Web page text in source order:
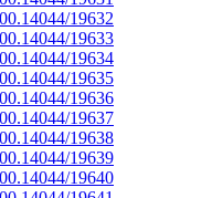
19632
19633
19634
19635
19636
19637
19638
19639
19640